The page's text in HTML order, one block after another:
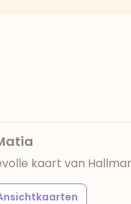
kaart van